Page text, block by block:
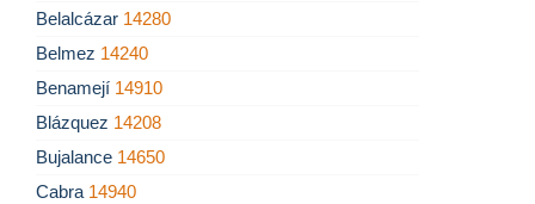
Belalcázar 14280
Belmez 14240
Benamejí 14910
Blázquez 14208
Bujalance 14650
Cabra 14940